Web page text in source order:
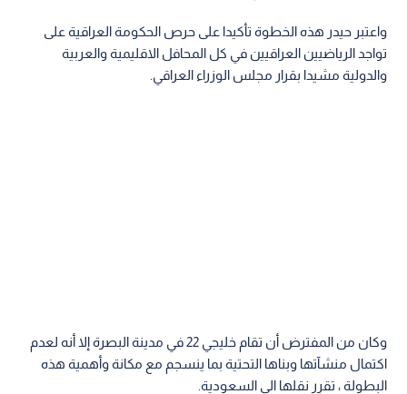
واعتبر حيدر هذه الخطوة تأكيدا على حرص الحكومة العراقية على
تواجد الرياضيين العراقيين في كل المحافل الاقليمية والعربية
والدولية مشيدا بقرار مجلس الوزراء العراقي.
وكان من المفترض أن تقام خليجي 22 في مدينة البصرة إلا أنه لعدم
اكتمال منشآتها وبناها التحتية بما ينسجم مع مكانة وأهمية هذه
البطولة ، تقرر نقلها الى السعودية.